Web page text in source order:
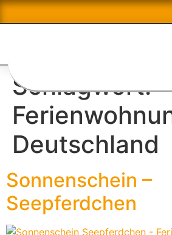
Schlagwort:
Deutschland
Sonnenschein –
Seepferdchen